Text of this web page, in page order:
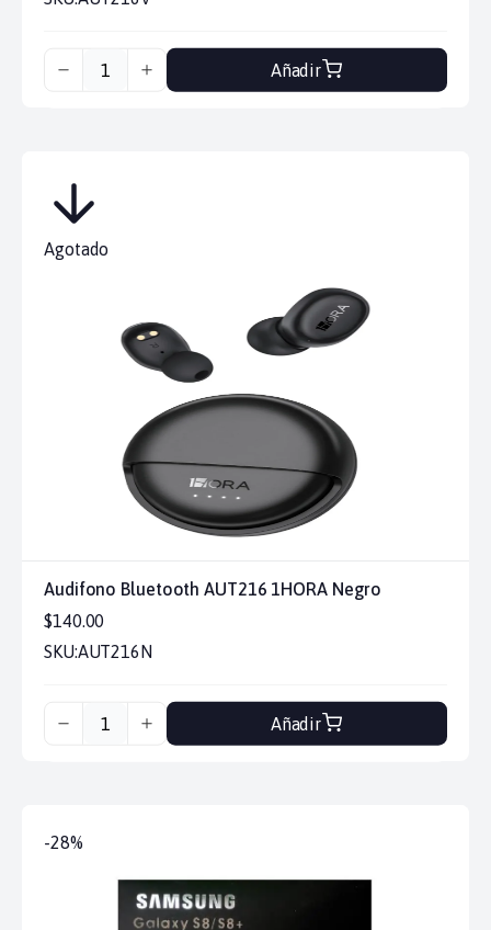
Añadir
Agotado
Audifono Bluetooth AUT216 1HORA Negro
$140.00
SKU:AUT216N
Añadir
-28%